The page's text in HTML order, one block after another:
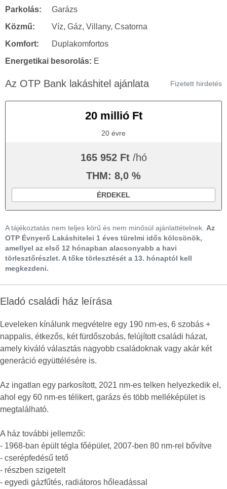
Parkolás:
Garázs
Közmű:
Víz, Gáz, Villany, Csatorna
Komfort:
Duplakomfortos
Energetikai besorolás: E
Az OTP Bank lakáshitel ajánlata Fizetett hirdetés
20 millió Ft
20 évre
165 952 Ft /hó
THM: 8,0 %
ÉRDEKEL
A tájékoztatás nem teljes körű és nem minősül ajánlattételnek. Az
OTP Évnyerő Lakáshitelei 1 éves türelmi idős kölcsönök,
amellyel az első 12 hónapban alacsonyabb a havi
törlesztőrészlet. A tőke törlesztését a 13. hónaptól kell
megkezdeni.
Eladó családi ház leírása
Leveleken kínálunk megvételre egy 190 nm-es, 6 szobás +
nappalis, étkezős, két fürdőszobás, felújított családi házat,
amely kiváló választás nagyobb családoknak vagy akár két
generáció együttélésére is.
Az ingatlan egy parkosított, 2021 nm-es telken helyezkedik el,
ahol egy 60 nm-es télikert, garázs és több melléképület is
megtalálható.
A ház további jellemzői:
- 1968-ban épült tégla főépület, 2007-ben 80 nm-rel bővítve
- cserépfedésű tető
- részben szigetelt
- egyedi gázfűtés, radiátoros hőleadással